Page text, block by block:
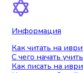
Информация
Как читать на
С чего начать
Как писать на